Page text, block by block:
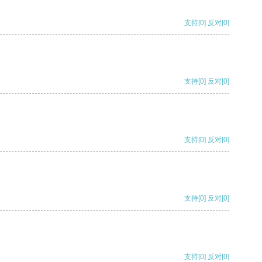
支持[0] 反对[0]
支持[0] 反对[0]
支持[0] 反对[0]
支持[0] 反对[0]
支持[0] 反对[0]